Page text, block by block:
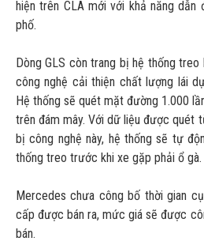
hiện trên CLA mới với khả năng dẫn
phố.
Dòng GLS còn trang bị hệ thống treo
công nghệ cải thiện chất lượng lái
Hệ thống sẽ quét mặt đường 1.000
trên đám mây. Với dữ liệu được quét
bị công nghệ này, hệ thống sẽ tự
thống treo trước khi xe gặp phải ổ gà.
Mercedes chưa công bố thời gian
cấp được bán ra, mức giá sẽ được
bán.